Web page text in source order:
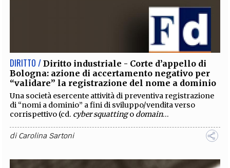
DIRITTO / Diritto industriale - Corte d’appello di
Bologna: azione di accertamento negativo per
“validare” la registrazione del nome a dominio
Una società esercente attività di preventiva registrazione
di “nomi a dominio” a fini di sviluppo/vendita verso
corrispettivo (cd. cyber squattingo domain...
diCarolina Sartoni